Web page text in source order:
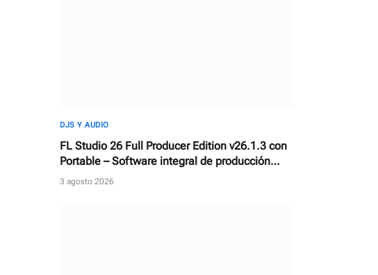
DJS Y AUDIO
FL Studio 26 Full Producer Edition v26.1.3 con
Portable – Software integral de producción
musical y estación de trabajo de audio digital
3 agosto 2026